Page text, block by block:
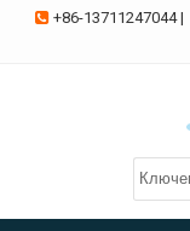
 +86-13711247044|